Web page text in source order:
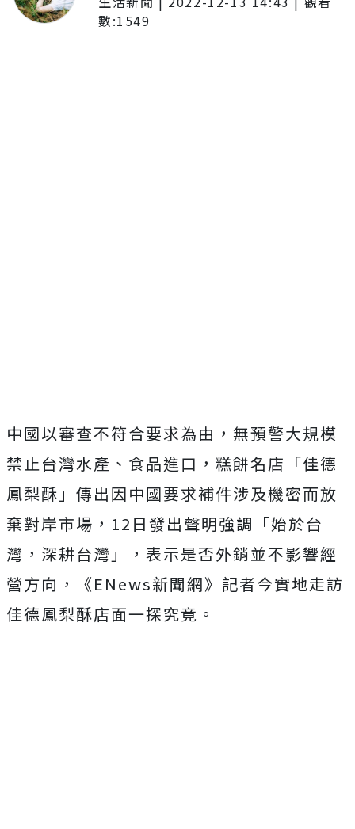
數:1549
中國以審查不符合要求為由，無預警大規模
禁止台灣水產、食品進口，糕餅名店「佳德
鳳梨酥」傳出因中國要求補件涉及機密而放
棄對岸市場，12日發出聲明強調「始於台
灣，深耕台灣」，表示是否外銷並不影響經
營方向，《ENews新聞網》記者今實地走訪
佳德鳳梨酥店面一探究竟。